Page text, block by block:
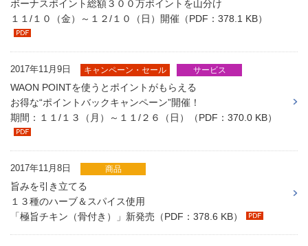
ボーナスポイント総額３００万ポイントを山分け
１１/１０（金）～１２/１０（日）開催（PDF：378.1 KB）
2017年11月9日 キャンペーン・セール サービス
WAON POINTを使うとポイントがもらえる
お得な“ポイントバックキャンペーン”開催！
期間：１１/１３（月）～１１/２６（日）（PDF：370.0 KB）
2017年11月8日 商品
旨みを引き立てる
１３種のハーブ＆スパイス使用
「極旨チキン（骨付き）」新発売（PDF：378.6 KB）